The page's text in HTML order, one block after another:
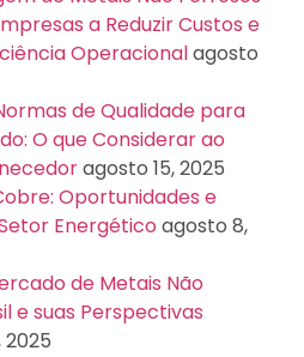
a Reduzir Custos e
Operacionalagosto
de Qualidade para
O que Considerar ao
agosto 15, 2025
Oportunidades e
Energético agosto 8,
de Metais Não
e suas Perspectivas
2025